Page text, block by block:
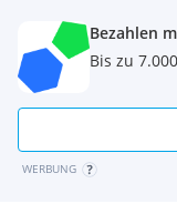
Bezahlen
Bis zu
WERBUNG